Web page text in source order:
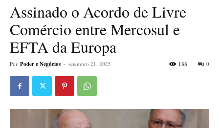
Assinado o Acordo de Livre
Comércio entre Mercosul e
EFTA da Europa
Por Poder e Negócios - setembro 21, 2025 0
188